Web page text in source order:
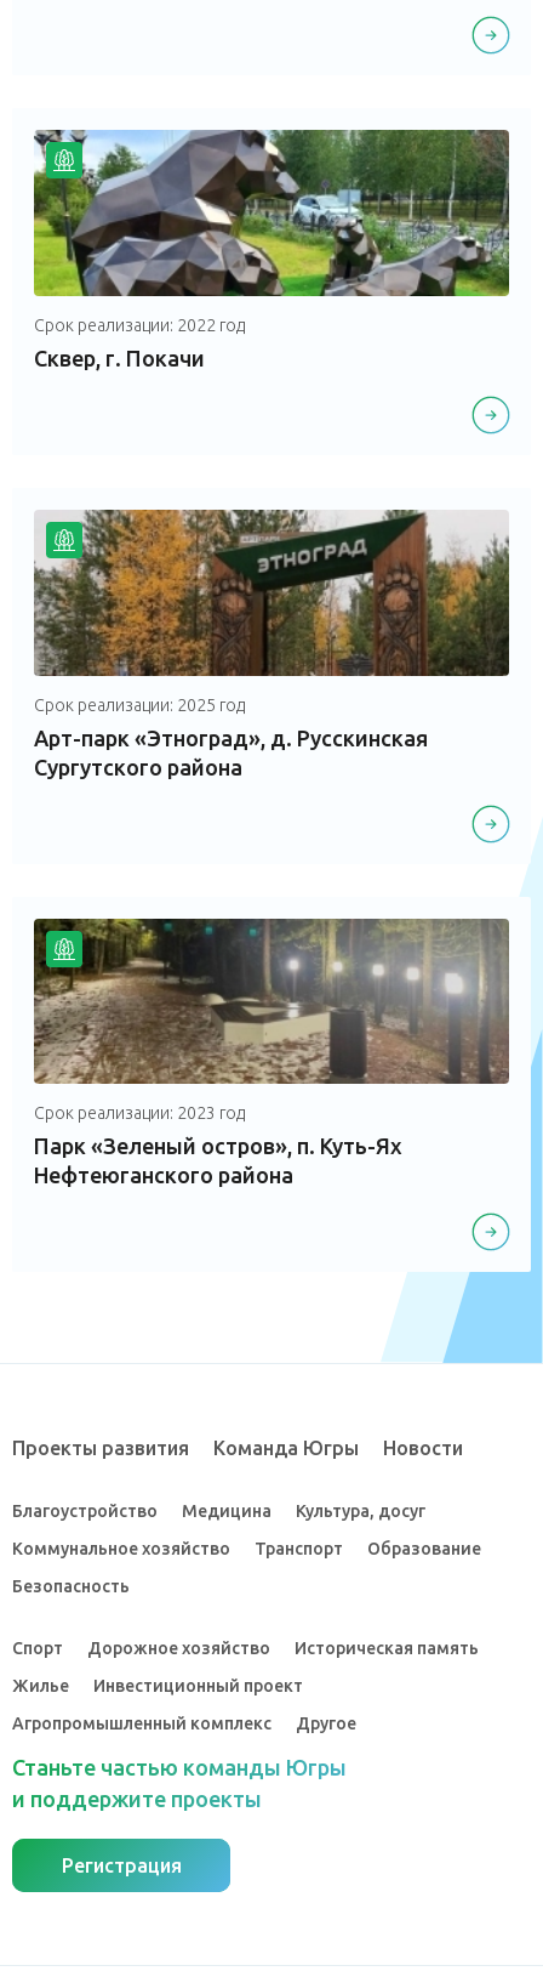
Срок реализации: 2022 год
Сквер, г. Покачи
Срок реализации: 2025 год
Арт-парк «Этноград», д. Русскинская
Сургутского района
Срок реализации: 2023 год
Парк «Зеленый остров», п. Куть-Ях
Нефтеюганского района
Проекты развития Команда Югры Новости
Благоустройство Медицина
Культура, досуг
Коммунальное хозяйство
Транспорт
Образование
Безопасность
Спорт Дорожное хозяйство
Историческая память
Жилье
Инвестиционный проект
Агропромышленный комплекс
Другое
Станьте частью команды Югры
и поддержите проекты
Регистрация